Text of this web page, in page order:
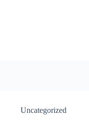
Uncategorized